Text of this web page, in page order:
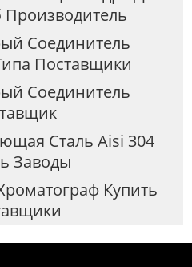
Соединитель
Поставщики
Соединитель
Сталь Aisi 304
Заводы
Купить